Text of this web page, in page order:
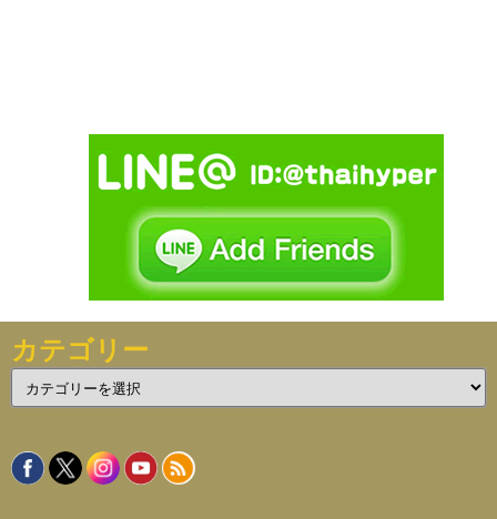
カテゴリー
テ
リ
ー